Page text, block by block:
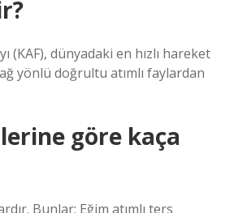
(KAF), dünyadaki en hızlı hareket
yönlü doğrultu atımlı faylardan
göre kaça
Bunlar; Eğim atımlı ters